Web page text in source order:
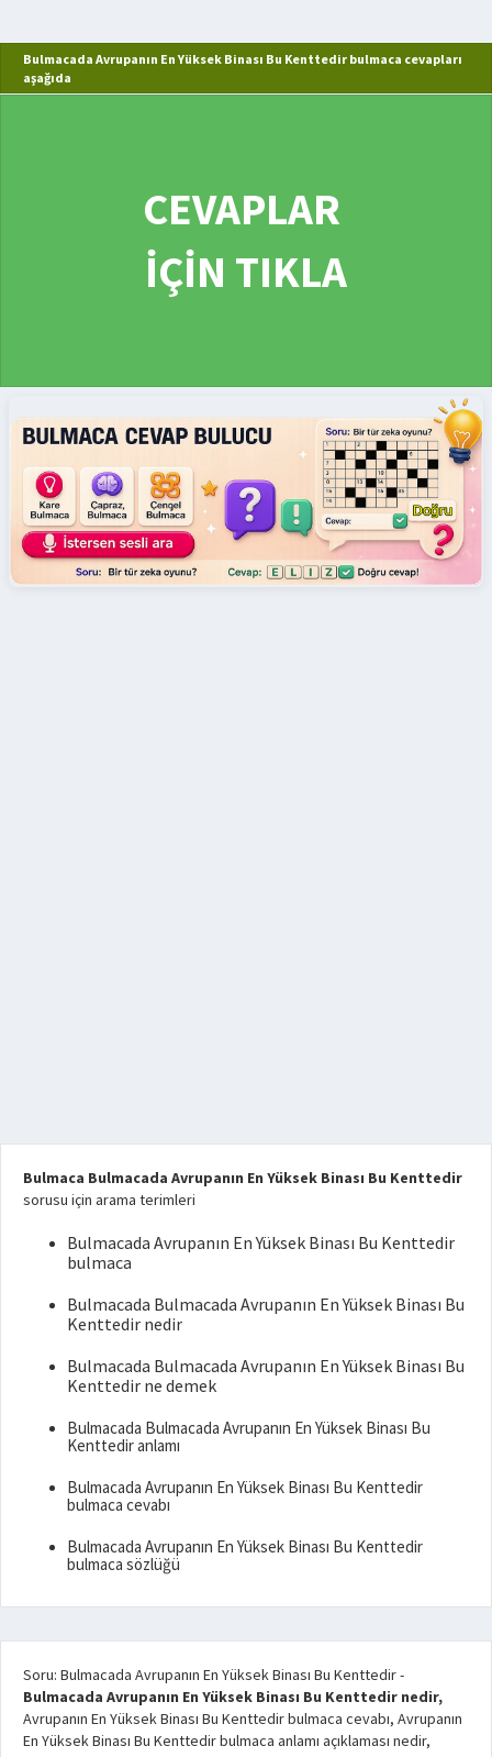
Bulmacada Avrupanın En Yüksek Binası Bu Kenttedir bulmaca cevapları
aşağıda
CEVAPLAR
İÇİN TIKLA
Bulmaca Bulmacada Avrupanın En Yüksek Binası Bu Kenttedir
sorusu için arama terimleri
Bulmacada Avrupanın En Yüksek Binası Bu Kenttedir
bulmaca
Bulmacada Bulmacada Avrupanın En Yüksek Binası Bu
Kenttedir nedir
Bulmacada Bulmacada Avrupanın En Yüksek Binası Bu
Kenttedir ne demek
Bulmacada Bulmacada Avrupanın En Yüksek Binası Bu
Kenttedir anlamı
Bulmacada Avrupanın En Yüksek Binası Bu Kenttedir
bulmaca cevabı
Bulmacada Avrupanın En Yüksek Binası Bu Kenttedir
bulmaca sözlüğü
Soru: Bulmacada Avrupanın En Yüksek Binası Bu Kenttedir-
Bulmacada Avrupanın En Yüksek Binası Bu Kenttedir nedir,
Avrupanın En Yüksek Binası Bu Kenttedir bulmaca cevabı, Avrupanın
En Yüksek Binası Bu Kenttedir bulmaca anlamı açıklaması nedir,